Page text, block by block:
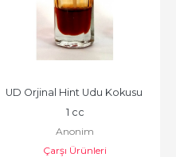
UD Orjinal Hint Udu Kokusu
1 cc
Anonim
Çarşı Ürünleri